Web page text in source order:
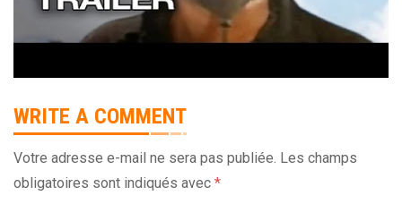
WRITE A COMMENT
Votre adresse e-mail ne sera pas publiée. Les champs
obligatoires sont indiqués avec *